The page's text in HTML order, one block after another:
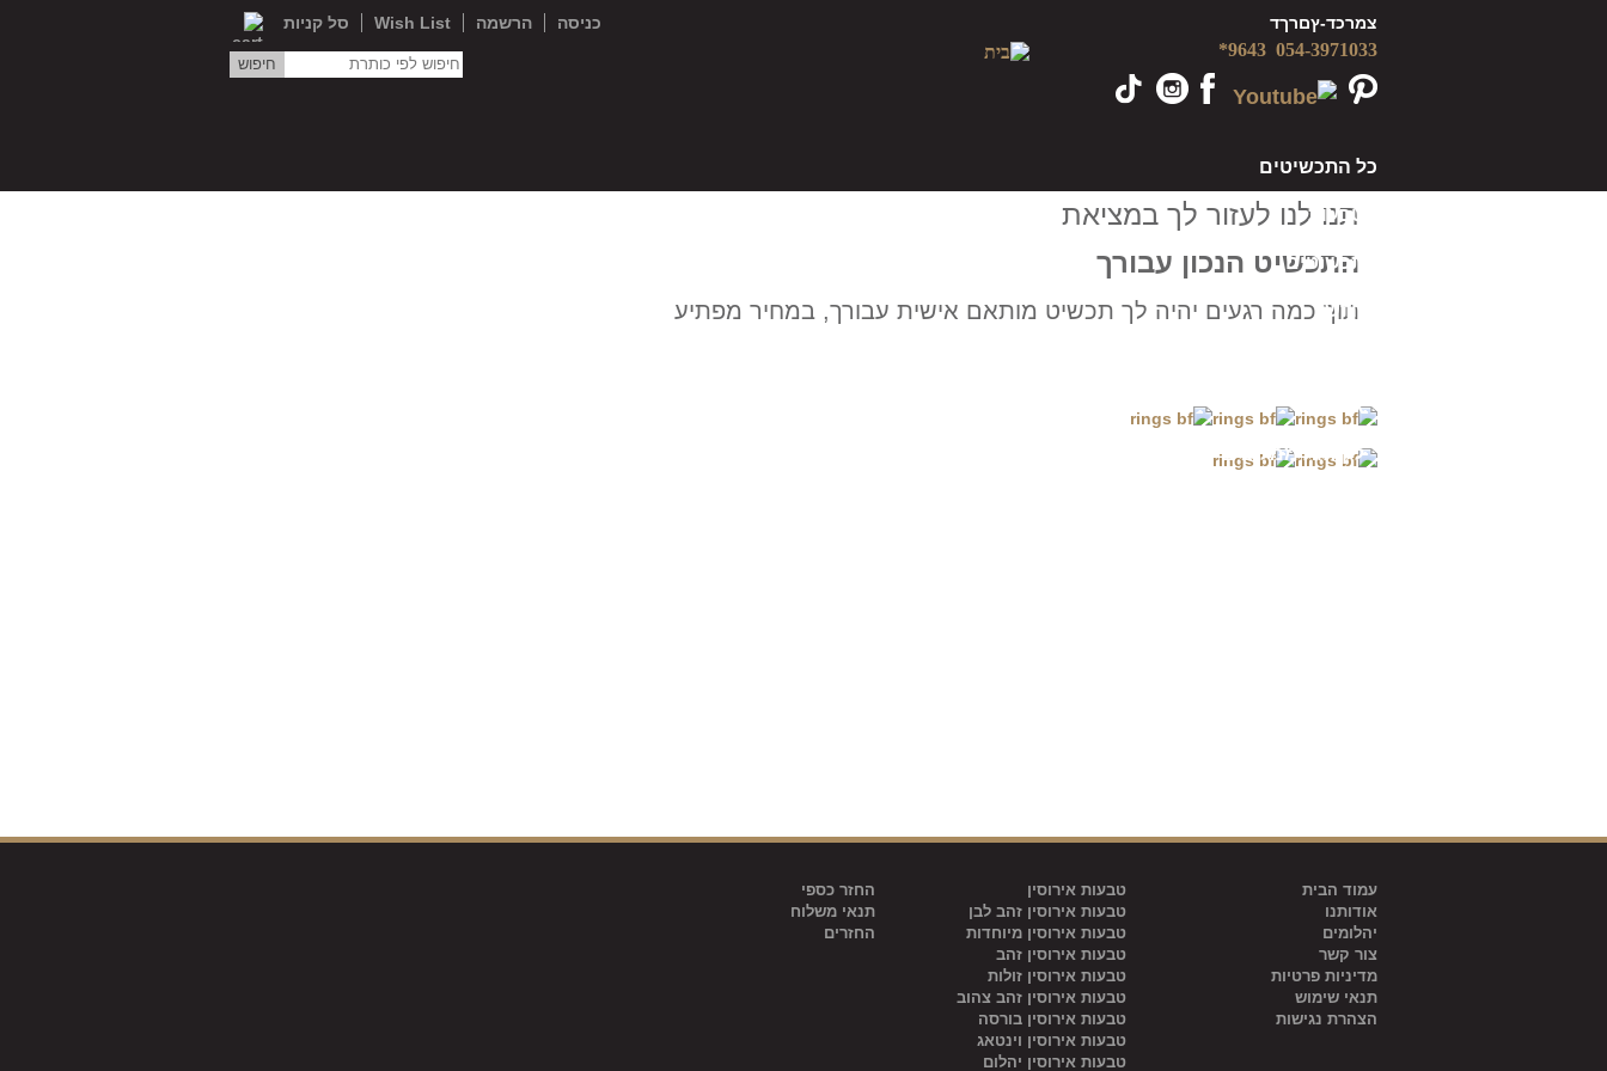
צמרכד-ץםרךד
054-3971033
9643*
כניסה הרשמה Wish List סל קניות
כל התכשיטים
טבעות
תכשיטים
חדש
אודותינו
לקוחות ממליצים
תנו לנו לעזור לך במציאת
התכשיט הנכון עבורך
תוך כמה רגעים יהיה לך תכשיט מותאם אישית עבורך, במחיר מפתיע
עמוד הבית
אודותנו
יהלומים
צור קשר
מדיניות פרטיות
תנאי שימוש
הצהרת נגישות
טבעות אירוסין
טבעות אירוסין זהב לבן
טבעות אירוסין מיוחדות
טבעות אירוסין זהב
טבעות אירוסין זולות
טבעות אירוסין זהב צהוב
טבעות אירוסין בורסה
טבעות אירוסין וינטאג
טבעות אירוסין יהלום
החזר כספי
תנאי משלוח
החזרים